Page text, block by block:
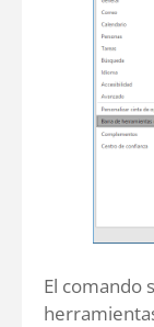
El comando